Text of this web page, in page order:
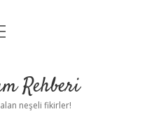
Rehberi
neşeli fikirler!